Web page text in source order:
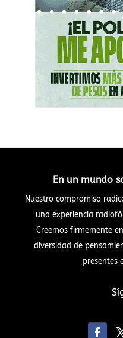
En un mundo
Nuestro compromiso
una experiencia
Creemos firmemente
diversidad de
presentes